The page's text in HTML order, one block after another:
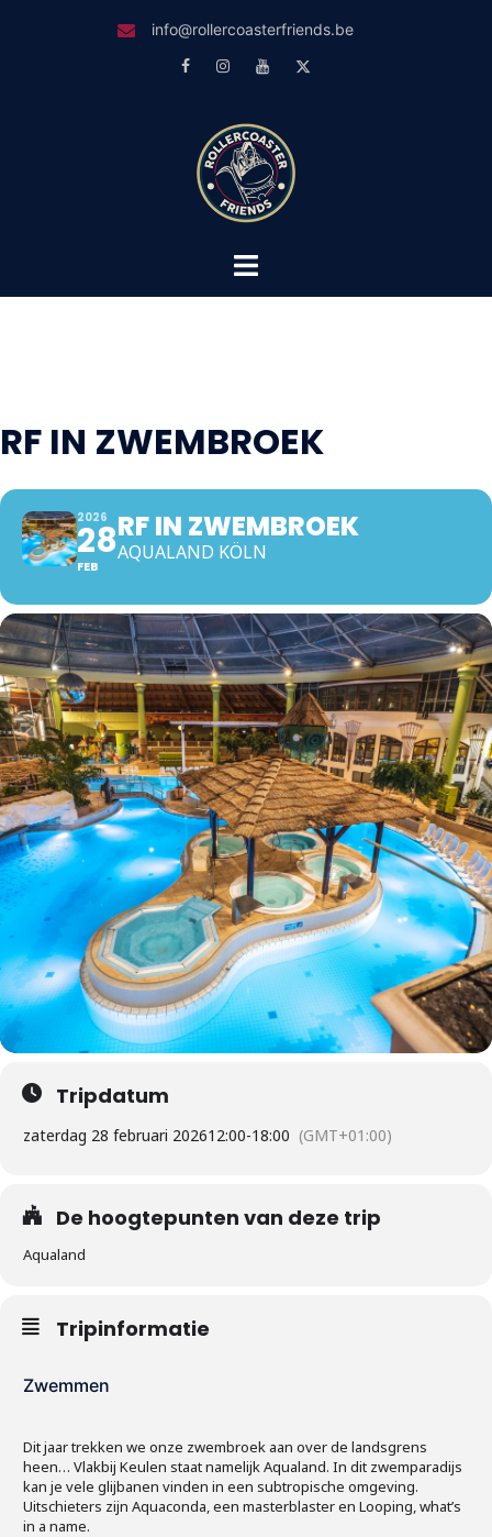
info@rollercoasterfriends.be
FacebookInstagram
Youtube
Toggle
RF IN ZWEMBROEK
2026
28
FEB
RF IN ZWEMBROEK
AQUALAND KÖLN
Tripdatum
zaterdag 28 februari 202612:00-18:00 (GMT+01:00)
De hoogtepunten van deze trip
Aqualand
Tripinformatie
Zwemmen
Dit jaar trekken we onze zwembroek aan over de landsgrens
heen… Vlakbij Keulen staat namelijk Aqualand. In dit zwemparadijs
kan je vele glijbanen vinden in een subtropische omgeving.
Uitschieters zijn Aquaconda, een masterblaster en Looping, what’s
in a name.